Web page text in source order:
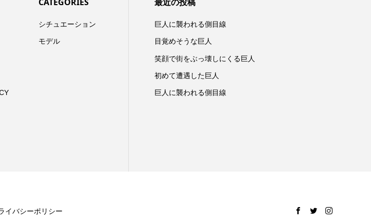
シチュエーション
モデル
巨人に襲われる側目線
目覚めそうな巨人
笑顔で街をぶっ壊しにくる巨人
初めて遭遇した巨人
巨人に襲われる側目線
イバシーポリシー